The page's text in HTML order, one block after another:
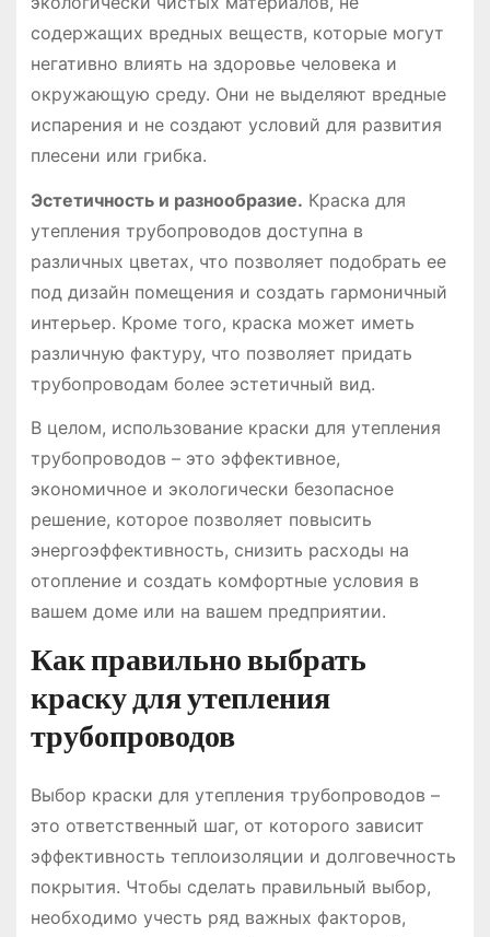
содержащих вредных веществ, которые могут
негативно влиять на здоровье человека и
окружающую среду. Они не выделяют вредные
испарения и не создают условий для развития
плесени или грибка.
Эстетичность и разнообразие. Краска для
утепления трубопроводов доступна в
различных цветах, что позволяет подобрать ее
под дизайн помещения и создать гармоничный
интерьер. Кроме того, краска может иметь
различную фактуру, что позволяет придать
трубопроводам более эстетичный вид.
В целом, использование краски для утепления
трубопроводов – это эффективное,
экономичное и экологически безопасное
решение, которое позволяет повысить
энергоэффективность, снизить расходы на
отопление и создать комфортные условия в
вашем доме или на вашем предприятии.
Как правильно выбрать
краску для утепления
трубопроводов
Выбор краски для утепления трубопроводов –
это ответственный шаг, от которого зависит
эффективность теплоизоляции и долговечность
покрытия. Чтобы сделать правильный выбор,
необходимо учесть ряд важных факторов,